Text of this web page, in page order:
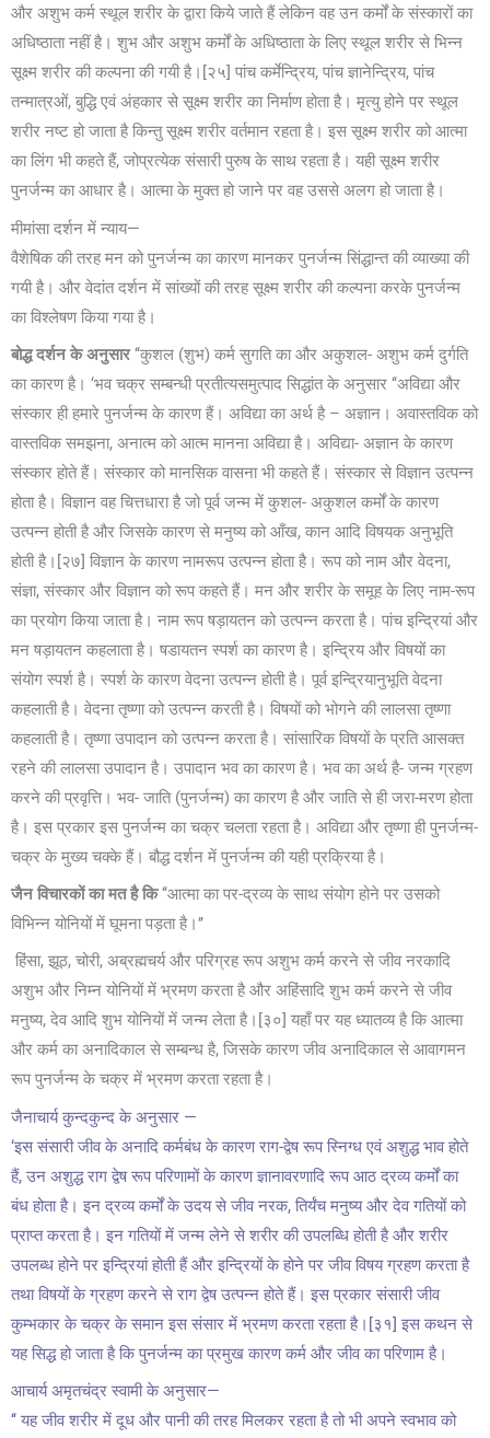
और अशुभ कर्म स्थूल शरीर के द्वारा किये जाते हैं लेकिन वह उन कर्मों के संस्कारों का
अधिष्ठाता नहीं है। शुभ और अशुभ कर्मों के अधिष्ठाता के लिए स्थूल शरीर से भिन्न
सूक्ष्म शरीर की कल्पना की गयी है। [२५] पांच कर्मेन्द्रिय, पांच ज्ञानेन्द्रिय, पांच
तन्मात्रओं, बुद्धि एवं अंहकार से सूक्ष्म शरीर का निर्माण होता है। मृत्यु होने पर स्थूल
शरीर नष्ट हो जाता है किन्तु सूक्ष्म शरीर वर्तमान रहता है। इस सूक्ष्म शरीर को आत्मा
का लिंग भी कहते हैं, जोप्रत्येक संसारी पुरुष के साथ रहता है। यही सूक्ष्म शरीर
पुनर्जन्म का आधार है। आत्मा के मुक्त हो जाने पर वह उससे अलग हो जाता है।
मीमांसा दर्शन में न्याय—
वैशेषिक की तरह मन को पुनर्जन्म का कारण मानकर पुनर्जन्म सिंद्धान्त की व्याख्या की
गयी है। और वेदांत दर्शन में सांख्यों की तरह सूक्ष्म शरीर की कल्पना करके पुनर्जन्म
का विश्लेषण किया गया है।
बोद्ध दर्शन के अनुसार‘‘कुशल (शुभ) कर्म सुगति का और अकुशल- अशुभ कर्म दुर्गति
का कारण है। ‘भव चक्र सम्बन्धी प्रतीत्यसमुत्पाद सिद्धांत के अनुसार ‘‘अविद्या और
संस्कार ही हमारे पुनर्जन्म के कारण हैं। अविद्या का अर्थ है – अज्ञान। अवास्तविक को
वास्तविक समझना, अनात्म को आत्म मानना अविद्या है। अविद्या- अज्ञान के कारण
संस्कार होते हैं। संस्कार को मानसिक वासना भी कहते हैं। संस्कार से विज्ञान उत्पन्न
होता है। विज्ञान वह चित्तधारा है जो पूर्व जन्म में कुशल- अकुशल कर्मों के कारण
उत्पन्न होती है और जिसके कारण से मनुष्य को आँख, कान आदि विषयक अनुभूति
होती है। [२७] विज्ञान के कारण नामरूप उत्पन्न होता है। रूप को नाम और वेदना,
संज्ञा, संस्कार और विज्ञान को रूप कहते हैं। मन और शरीर के समूह के लिए नाम-रूप
का प्रयोग किया जाता है। नाम रूप षड़ायतन को उत्पन्न करता है। पांच इन्द्रियां और
मन षड़ायतन कहलाता है। षडायतन स्पर्श का कारण है। इन्द्रिय और विषयों का
संयोग स्पर्श है। स्पर्श के कारण वेदना उत्पन्न होती है। पूर्व इन्द्रियानुभूति वेदना
कहलाती है। वेदना तृष्णा को उत्पन्न करती है। विषयों को भोगने की लालसा तृष्णा
कहलाती है। तृष्णा उपादान को उत्पन्न करता है। सांसारिक विषयों के प्रति आसक्त
रहने की लालसा उपादान है। उपादान भव का कारण है। भव का अर्थ है- जन्म ग्रहण
करने की प्रवृत्ति। भव- जाति (पुनर्जन्म) का कारण है और जाति से ही जरा-मरण होता
है। इस प्रकार इस पुनर्जन्म का चक्र चलता रहता है। अविद्या और तृष्णा ही पुनर्जन्म-
चक्र के मुख्य चक्के हैं। बौद्ध दर्शन में पुनर्जन्म की यही प्रक्रिया है।
जैन विचारकों का मत है कि‘‘आत्मा का पर-द्रव्य के साथ संयोग होने पर उसको
विभिन्न योनियों में घूमना पड़ता है।’’
हिंसा, झूठ, चोरी, अब्रह्मचर्य और परिग्रह रूप अशुभ कर्म करने से जीव नरकादि
अशुभ और निम्न योनियों में भ्रमण करता है और अहिंसादि शुभ कर्म करने से जीव
मनुष्य, देव आदि शुभ योनियों में जन्म लेता है। [३०] यहाँ पर यह ध्यातव्य है कि आत्मा
और कर्म का अनादिकाल से सम्बन्ध है, जिसके कारण जीव अनादिकाल से आवागमन
रूप पुनर्जन्म के चक्र में भ्रमण करता रहता है।
जैनाचार्य कुन्दकुन्द के अनुसार —
‘इस संसारी जीव के अनादि कर्मबंध के कारण राग-द्वेष रूप स्निग्ध एवं अशुद्ध भाव होते
हैं, उन अशुद्ध राग द्वेष रूप परिणामों के कारण ज्ञानावरणादि रूप आठ द्रव्य कर्मों का
बंध होता है। इन द्रव्य कर्मों के उदय से जीव नरक, तिर्यंच मनुष्य और देव गतियों को
प्राप्त करता है। इन गतियों में जन्म लेने से शरीर की उपलब्धि होती है और शरीर
उपलब्ध होने पर इन्द्रियां होती हैं और इन्द्रियों के होने पर जीव विषय ग्रहण करता है
तथा विषयों के ग्रहण करने से राग द्वेष उत्पन्न होते हैं। इस प्रकार संसारी जीव
कुम्भकार के चक्र के समान इस संसार में भ्रमण करता रहता है। [३१] इस कथन से
यह सिद्ध हो जाता है कि पुनर्जन्म का प्रमुख कारण कर्म और जीव का परिणाम है।
आचार्य अमृतचंद्र स्वामी के अनुसार—
‘‘ यह जीव शरीर में दूध और पानी की तरह मिलकर रहता है तो भी अपने स्वभाव को